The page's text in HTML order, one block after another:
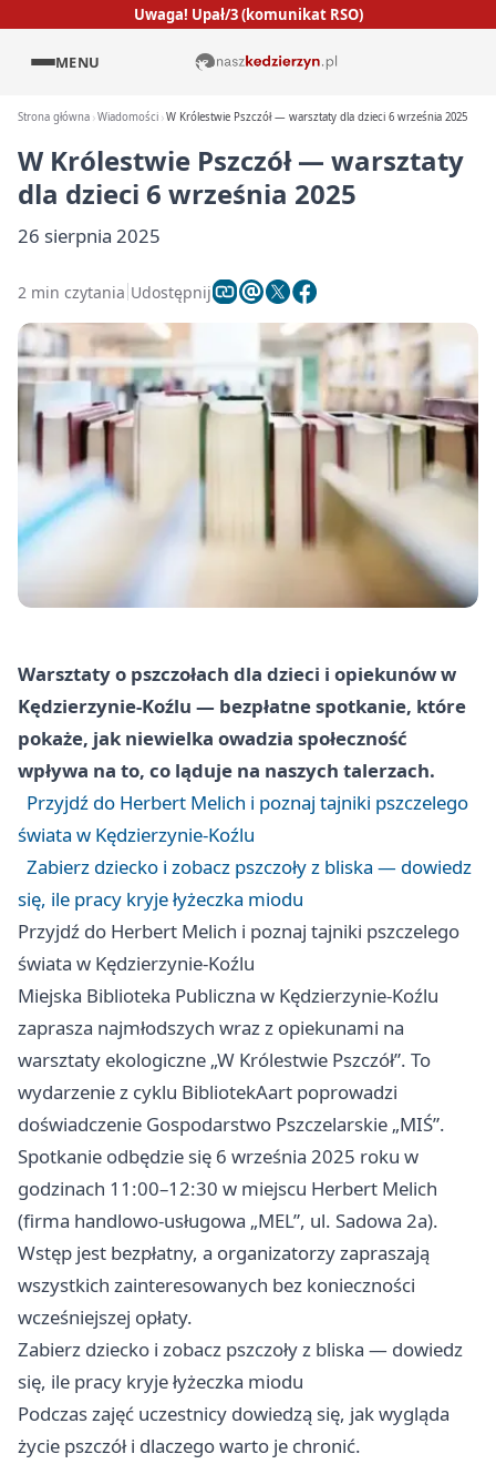
Uwaga! Upał/3 (komunikat RSO)
MENU
Strona główna Wiadomości W Królestwie Pszczół — warsztaty dla dzieci 6 września 2025
W Królestwie Pszczół — warsztaty
dla dzieci 6 września 2025
26 sierpnia 2025
2 min czytania Udostępnij
Warsztaty o pszczołach dla dzieci i opiekunów w
Kędzierzynie-Koźlu — bezpłatne spotkanie, które
pokaże, jak niewielka owadzia społeczność
wpływa na to, co ląduje na naszych talerzach.
Przyjdź do Herbert Melich i poznaj tajniki pszczelego
świata w Kędzierzynie-Koźlu
Zabierz dziecko i zobacz pszczoły z bliska — dowiedz
się, ile pracy kryje łyżeczka miodu
Przyjdź do Herbert Melich i poznaj tajniki pszczelego
świata w Kędzierzynie-Koźlu
Miejska Biblioteka Publiczna w Kędzierzynie-Koźlu
zaprasza najmłodszych wraz z opiekunami na
warsztaty ekologiczne „W Królestwie Pszczół”. To
wydarzenie z cyklu BibliotekAart poprowadzi
doświadczenie Gospodarstwo Pszczelarskie „MIŚ”.
Spotkanie odbędzie się 6 września 2025 roku w
godzinach 11:00–12:30 w miejscu Herbert Melich
(firma handlowo-usługowa „MEL”, ul. Sadowa 2a).
Wstęp jest bezpłatny, a organizatorzy zapraszają
wszystkich zainteresowanych bez konieczności
wcześniejszej opłaty.
Zabierz dziecko i zobacz pszczoły z bliska — dowiedz
się, ile pracy kryje łyżeczka miodu
Podczas zajęć uczestnicy dowiedzą się, jak wygląda
życie pszczół i dlaczego warto je chronić.